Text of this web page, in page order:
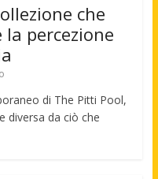
che
percezione
di The Pitti Pool,
diversa da ciò che